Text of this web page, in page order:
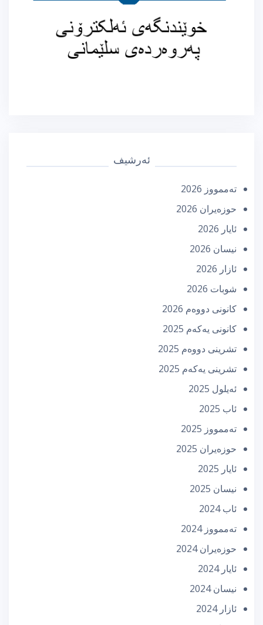
ئەرشیف
تەممووز 2026
حوزه‌یران 2026
ئایار 2026
نیسان 2026
ئازار 2026
شوبات 2026
كانونی دووه‌م 2026
كانونی یه‌كه‌م 2025
تشرینی دووه‌م 2025
تشرینی یه‌كه‌م 2025
ئه‌یلول 2025
ئاب 2025
تەممووز 2025
حوزه‌یران 2025
ئایار 2025
نیسان 2025
ئاب 2024
تەممووز 2024
حوزه‌یران 2024
ئایار 2024
نیسان 2024
ئازار 2024